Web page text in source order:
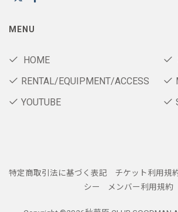
MENU
HOME
RENTAL/EQUIPMENT/ACCESS
YOUTUBE
特定商取引法に基づく表記 チケット利用規
シー
メンバー利用規約